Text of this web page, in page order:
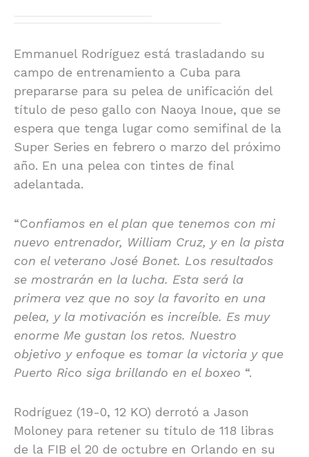
Emmanuel Rodríguez está trasladando su
campo de entrenamiento a Cuba para
prepararse para su pelea de unificación del
título de peso gallo con Naoya Inoue, que se
espera que tenga lugar como semifinal de la
Super Series en febrero o marzo del próximo
año. En una pelea con tintes de final
adelantada.
“Confiamos en el plan que tenemos con mi
nuevo entrenador, William Cruz, y en la pista
con el veterano José Bonet. Los resultados
se mostrarán en la lucha. Esta será la
primera vez que no soy la favorito en una
pelea, y la motivación es increíble. Es muy
enorme Me gustan los retos. Nuestro
objetivo y enfoque es tomar la victoria y que
Puerto Rico siga brillando en el boxeo “.
Rodríguez (19-0, 12 KO) derrotó a Jason
Moloney para retener su título de 118 libras
de la FIB el 20 de octubre en Orlando en su